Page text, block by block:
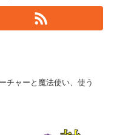
チャーと魔法使い、使う